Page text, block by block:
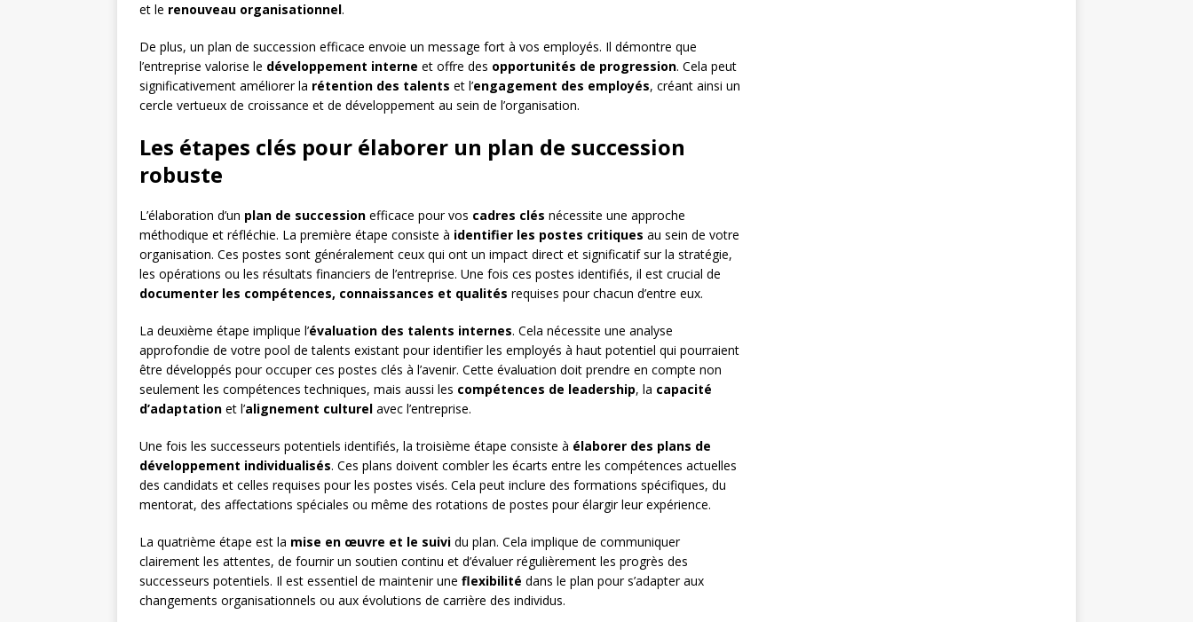
et le renouveau organisationnel.
De plus, un plan de succession efficace envoie un message fort à vos employés. Il démontre que
l’entreprise valorise le développement interne et offre des opportunités de progression. Cela peut
significativement améliorer la rétention des talents et l’engagement des employés, créant ainsi un
cercle vertueux de croissance et de développement au sein de l’organisation.
Les étapes clés pour élaborer un plan de succession
robuste
L’élaboration d’un plan de succession efficace pour vos cadres clés nécessite une approche
méthodique et réfléchie. La première étape consiste à identifier les postes critiques au sein de votre
organisation. Ces postes sont généralement ceux qui ont un impact direct et significatif sur la stratégie,
les opérations ou les résultats financiers de l’entreprise. Une fois ces postes identifiés, il est crucial de
documenter les compétences, connaissances et qualités requises pour chacun d’entre eux.
La deuxième étape implique l’évaluation des talents internes. Cela nécessite une analyse
approfondie de votre pool de talents existant pour identifier les employés à haut potentiel qui pourraient
être développés pour occuper ces postes clés à l’avenir. Cette évaluation doit prendre en compte non
seulement les compétences techniques, mais aussi les compétences de leadership, la capacité
d’adaptation et l’alignement culturel avec l’entreprise.
Une fois les successeurs potentiels identifiés, la troisième étape consiste à élaborer des plans de
développement individualisés. Ces plans doivent combler les écarts entre les compétences actuelles
des candidats et celles requises pour les postes visés. Cela peut inclure des formations spécifiques, du
mentorat, des affectations spéciales ou même des rotations de postes pour élargir leur expérience.
La quatrième étape est la mise en œuvre et le suivi du plan. Cela implique de communiquer
clairement les attentes, de fournir un soutien continu et d’évaluer régulièrement les progrès des
successeurs potentiels. Il est essentiel de maintenir une flexibilité dans le plan pour s’adapter aux
changements organisationnels ou aux évolutions de carrière des individus.